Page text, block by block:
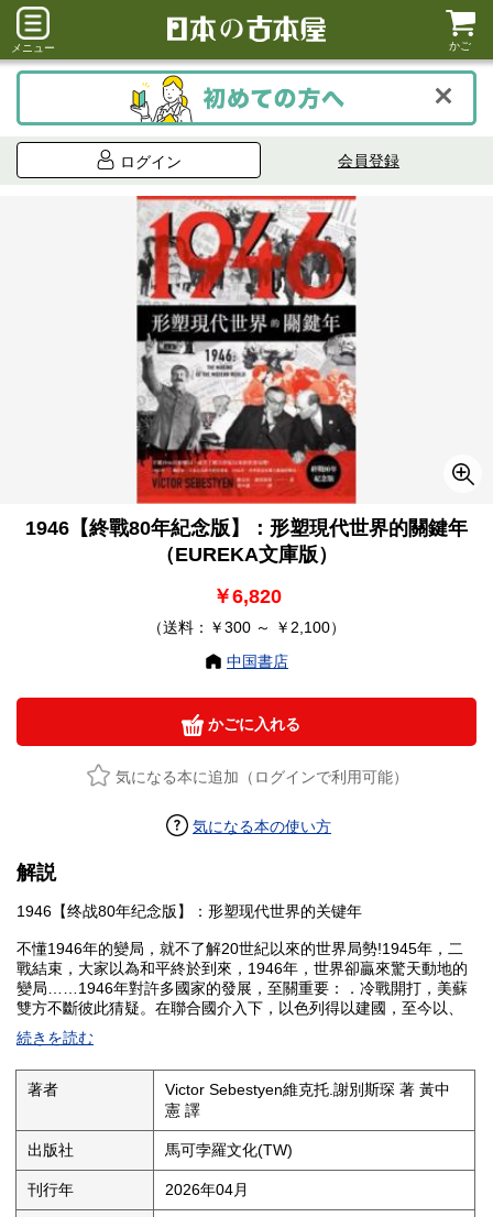
メニュー かご
ログイン 会員登録
1946【終戰80年紀念版】：形塑現代世界的關鍵年
（EUREKA文庫版）
￥6,820
（送料：￥300 ～ ￥2,100）
中国書店
かごに入れる
気になる本に追加（ログインで利用可能）
気になる本の使い方
解説
1946【终战80年纪念版】：形塑现代世界的关键年
不懂1946年的變局，就不了解20世紀以來的世界局勢!1945年，二
戰結束，大家以為和平終於到來，1946年，世界卻贏來驚天動地的
變局……1946年對許多國家的發展，至關重要：．冷戰開打，美蘇
雙方不斷彼此猜疑。在聯合國介入下，以色列得以建國，至今以、
巴雙方仍衝突不斷。印度爆發大規模罷工與示威，獨立運動風起雲
湧。馬歇爾調停，使得國共內戰結果大不同。麥克阿瑟將軍的決斷
改變日本現代史的發展。
二戰落幕後，世界正式踏入全新的局勢。終戰後簽訂的和平協議，
不只重塑了二十世紀後半葉的全球版圖，也深深影響著今日，甚至
未來的世界走向。1946 年，冷戰序幕拉開，東歐地圖被重新劃定；
中國共產黨在國共內戰中占了上風；以色列的建國藍圖開始成形；
印度的獨立幾乎已成定局。這一年是現代史真正的轉折點――多個
國家在此時重生，國界與意識形態的界線被重新劃定，而世界各地
的人們也在這一年開始拾起生活的碎片、重新建立秩序。
続きを読む
著者
Victor Sebestyen維克托.謝別斯琛 著 黃中
憲 譯
出版社 馬可孛羅文化(TW)
刊行年 2026年04月